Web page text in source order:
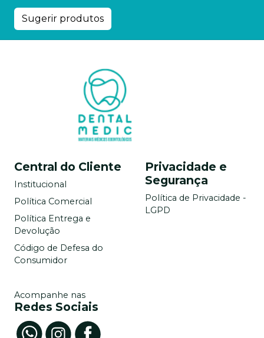
Sugerir produtos
Central do Cliente
Institucional
Política Comercial
Política Entrega e
Devolução
Código de Defesa do
Consumidor
Privacidade e
Segurança
Política de Privacidade -
LGPD
Acompanhe nas
Redes Sociais